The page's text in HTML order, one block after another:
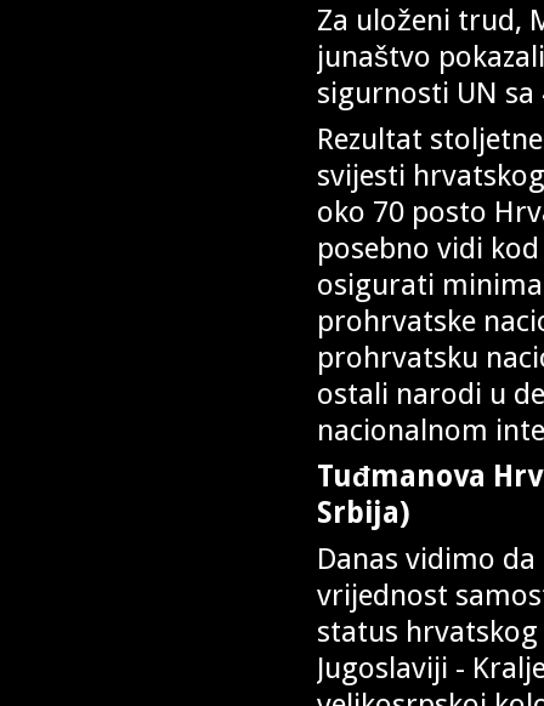
Za uloženi trud,
junaštvo
sigurnosti UN
Rezultat
svijesti
oko 70 posto
posebno vidi
osigurati
prohrvatske
prohrvatsku
ostali narodi u
nacionalnom
Tuđmanova
Srbija)
Danas vidimo
vrijednost
status
Jugoslaviji -